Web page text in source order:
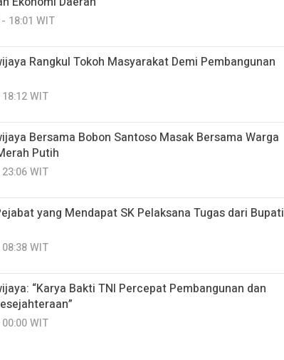
18:01 WIT
Rangkul Tokoh Masyarakat Demi Pembangunan
WIT
Bersama Bobon Santoso Masak Bersama Warga
Putih
WIT
yang Mendapat SK Pelaksana Tugas dari Bupati
WIT
“Karya Bakti TNI Percepat Pembangunan dan
WIT